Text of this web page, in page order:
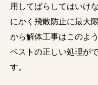
用してばらしてはいけ
にかく飛散防止に最大
から解体工事はこのよ
ベストの正しい処理が
す。